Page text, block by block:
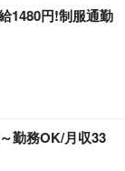
1480円!制服通勤
勤務OK/月収33